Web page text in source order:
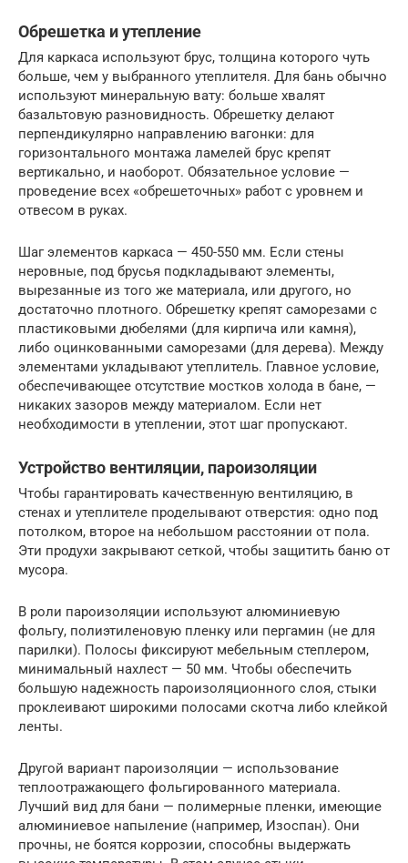
Обрешетка и утепление
Для каркаса используют брус, толщина которого чуть
больше, чем у выбранного утеплителя. Для бань обычно
используют минеральную вату: больше хвалят
базальтовую разновидность. Обрешетку делают
перпендикулярно направлению вагонки: для
горизонтального монтажа ламелей брус крепят
вертикально, и наоборот. Обязательное условие —
проведение всех «обрешеточных» работ с уровнем и
отвесом в руках.
Шаг элементов каркаса — 450-550 мм. Если стены
неровные, под брусья подкладывают элементы,
вырезанные из того же материала, или другого, но
достаточно плотного. Обрешетку крепят саморезами с
пластиковыми дюбелями (для кирпича или камня),
либо оцинкованными саморезами (для дерева). Между
элементами укладывают утеплитель. Главное условие,
обеспечивающее отсутствие мостков холода в бане, —
никаких зазоров между материалом. Если нет
необходимости в утеплении, этот шаг пропускают.
Устройство вентиляции, пароизоляции
Чтобы гарантировать качественную вентиляцию, в
стенах и утеплителе проделывают отверстия: одно под
потолком, второе на небольшом расстоянии от пола.
Эти продухи закрывают сеткой, чтобы защитить баню от
мусора.
В роли пароизоляции используют алюминиевую
фольгу, полиэтиленовую пленку или пергамин (не для
парилки). Полосы фиксируют мебельным степлером,
минимальный нахлест — 50 мм. Чтобы обеспечить
большую надежность пароизоляционного слоя, стыки
проклеивают широкими полосами скотча либо клейкой
ленты.
Другой вариант пароизоляции — использование
теплоотражающего фольгированного материала.
Лучший вид для бани — полимерные пленки, имеющие
алюминиевое напыление (например, Изоспан). Они
прочны, не боятся коррозии, способны выдержать